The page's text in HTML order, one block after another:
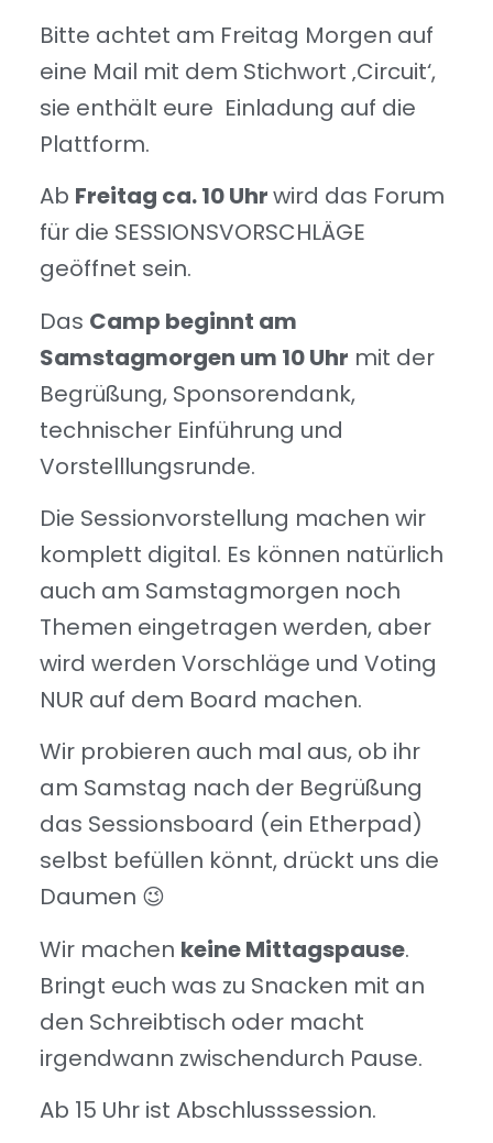
Bitte achtet am Freitag Morgen auf
eine Mail mit dem Stichwort ‚Circuit‘,
sie enthält eure Einladung auf die
Plattform.
Ab Freitag ca. 10 Uhrwird das Forum
für die SESSIONSVORSCHLÄGE
geöffnet sein.
Das Camp beginnt am
Samstagmorgen um 10 Uhr mit der
Begrüßung, Sponsorendank,
technischer Einführung und
Vorstelllungsrunde.
Die Sessionvorstellung machen wir
komplett digital. Es können natürlich
auch am Samstagmorgen noch
Themen eingetragen werden, aber
wird werden Vorschläge und Voting
NUR auf dem Board machen.
Wir probieren auch mal aus, ob ihr
am Samstag nach der Begrüßung
das Sessionsboard (ein Etherpad)
selbst befüllen könnt, drückt uns die
Daumen 😉
Wir machen keine Mittagspause.
Bringt euch was zu Snacken mit an
den Schreibtisch oder macht
irgendwann zwischendurch Pause.
Ab 15 Uhr ist Abschlusssession.